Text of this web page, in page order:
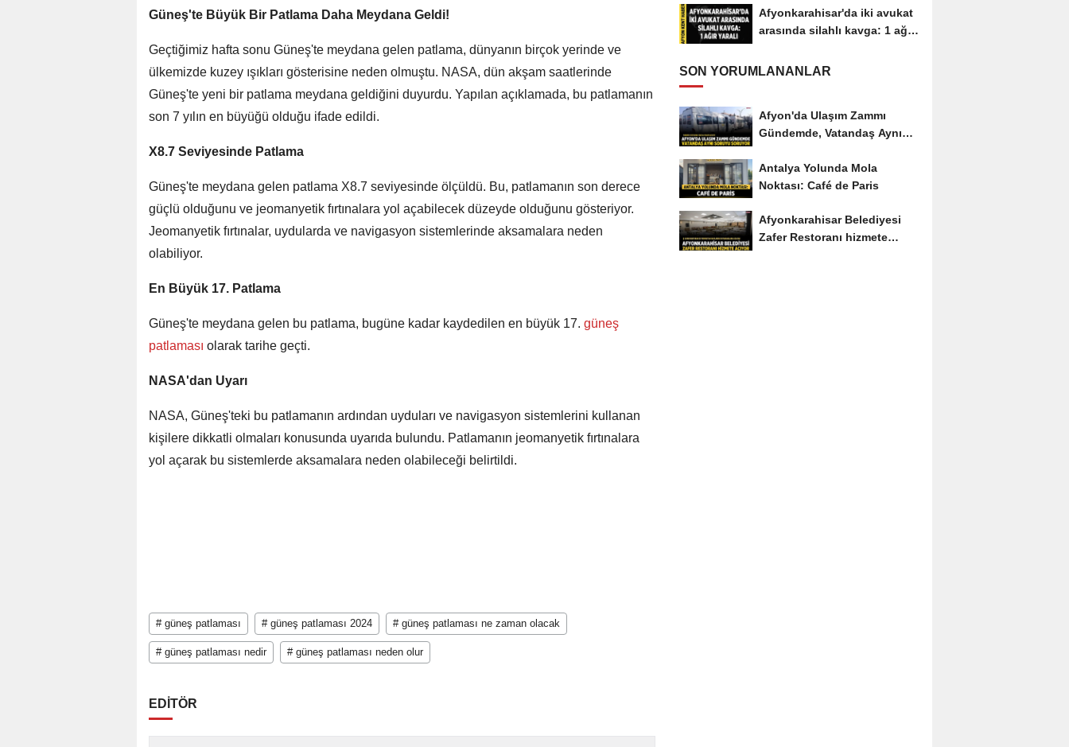
Güneş'te Büyük Bir Patlama Daha Meydana Geldi!
Geçtiğimiz hafta sonu Güneş'te meydana gelen patlama, dünyanın birçok yerinde ve
ülkemizde kuzey ışıkları gösterisine neden olmuştu. NASA, dün akşam saatlerinde
Güneş'te yeni bir patlama meydana geldiğini duyurdu. Yapılan açıklamada, bu patlamanın
son 7 yılın en büyüğü olduğu ifade edildi.
X8.7 Seviyesinde Patlama
Güneş'te meydana gelen patlama X8.7 seviyesinde ölçüldü. Bu, patlamanın son derece
güçlü olduğunu ve jeomanyetik fırtınalara yol açabilecek düzeyde olduğunu gösteriyor.
Jeomanyetik fırtınalar, uydularda ve navigasyon sistemlerinde aksamalara neden
olabiliyor.
En Büyük 17. Patlama
Güneş'te meydana gelen bu patlama, bugüne kadar kaydedilen en büyük 17. güneş
patlaması olarak tarihe geçti.
NASA'dan Uyarı
NASA, Güneş'teki bu patlamanın ardından uyduları ve navigasyon sistemlerini kullanan
kişilere dikkatli olmaları konusunda uyarıda bulundu. Patlamanın jeomanyetik fırtınalara
yol açarak bu sistemlerde aksamalara neden olabileceği belirtildi.
# güneş patlaması # güneş patlaması 2024 # güneş patlaması ne zaman olacak
# güneş patlaması nedir # güneş patlaması neden olur
EDİTÖR
Afyonkarahisar'da iki avukat
arasında silahlı kavga: 1 ağır
SON YORUMLANANLAR
Afyon'da Ulaşım Zammı
Gündemde, Vatandaş Aynı
Antalya Yolunda Mola
Noktası: Café de Paris
Afyonkarahisar Belediyesi
Zafer Restoranı hizmete